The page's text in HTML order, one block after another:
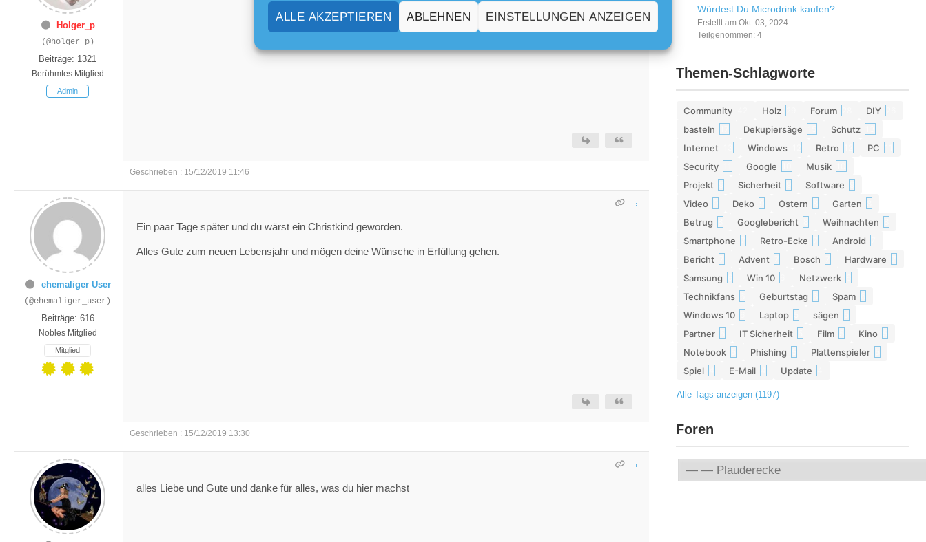
ALLE AKZEPTIEREN ABLEHNEN EINSTELLUNGEN ANZEIGEN
Holger_p
(@holger_p)
Beiträge: 1321
Berühmtes Mitglied
Admin
Geschrieben : 15/12/2019 11:46
ehemaliger User
(@ehemaliger_user)
Beiträge: 616
Nobles Mitglied
Mitglied
Ein paar Tage später und du wärst ein Christkind geworden.
Alles Gute zum neuen Lebensjahr und mögen deine Wünsche in Erfüllung gehen.
Geschrieben : 15/12/2019 13:30
alles Liebe und Gute und danke für alles, was du hier machst
Würdest Du Microdrink kaufen?
Erstellt am Okt. 03, 2024
Teilgenommen: 4
Themen-Schlagworte
Community Holz Forum DIY
basteln Dekupiersäge Schutz
Internet Windows Retro PC
Security Google Musik
Projekt Sicherheit Software
Video Deko Ostern Garten
Betrug Googlebericht Weihnachten
Smartphone Retro-Ecke Android
Bericht Advent Bosch Hardware
Samsung Win 10 Netzwerk
Technikfans Geburtstag Spam
Windows 10 Laptop sägen
Partner IT Sicherheit Film Kino
Notebook Phishing Plattenspieler
Spiel E-Mail Update
Alle Tags anzeigen (1197)
Foren